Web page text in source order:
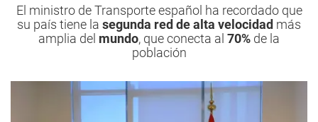
El ministro de Transporte español ha recordado que
su país tiene la segunda red de alta velocidad más
amplia del mundo, que conecta al 70% de la
población